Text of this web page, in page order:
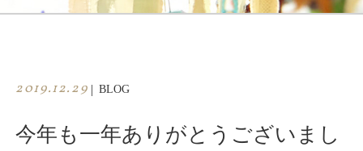
2019.12.29 | BLOG
今年も一年ありがとうございまし